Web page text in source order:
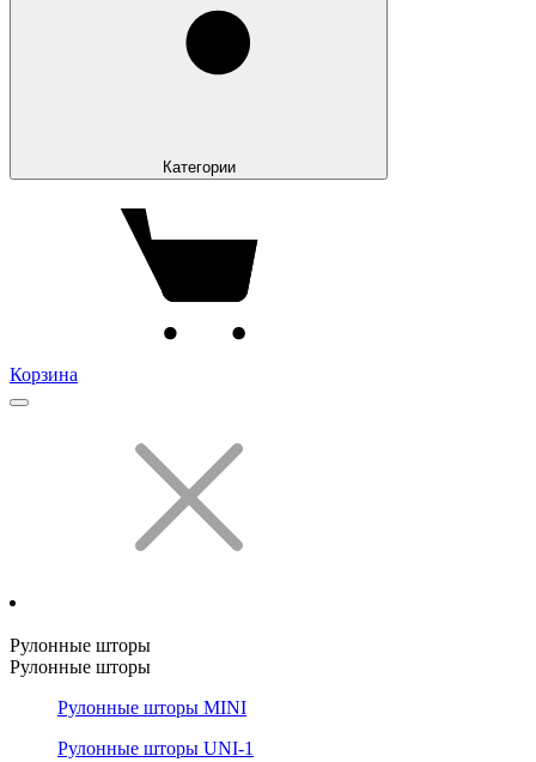
Категории
Корзина
Рулонные шторы
Рулонные шторы
Рулонные шторы MINI
Рулонные шторы UNI-1